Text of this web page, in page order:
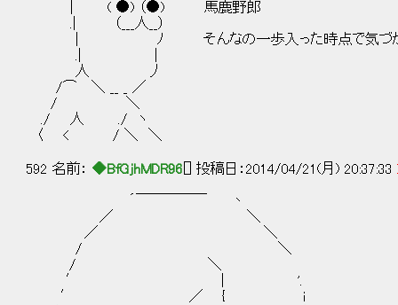
| ( ●) （●) 馬鹿野郎
.| （___人__）
| ﾉ そんなの一歩入った時点で気づかれ
人 丿
/⌒ ＼ __ _ ／
/ ＼
./ 人 ./ ヽ
〈 < / ＼ ＼
592 名前： ◆BfGjhMDR96 [] 投稿日：2014/04/21(月) 20:37:33
´￣￣￣￣￣ 丶
／ ＼
／ ＼
/ ＼
/ ＼
′ | '.
′ ／ { i